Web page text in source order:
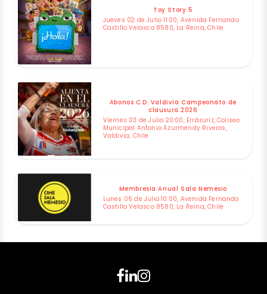
Toy Story 5
Jueves 02 de Julio 11:00, Avenida Fernando
Castillo Velasco 8580, La Reina, Chile
Abonos C.D. Valdivia Campeonato de
clausura 2026
Viernes 03 de Julio 20:00, Errázuriz, Coliseo
Municipal Antonio Azurmendy Riveros,
Valdivia, Chile
Membresía Anual Sala Nemesio
Lunes 06 de Julio 10:00, Avenida Fernando
Castillo Velasco 8580, La Reina, Chile